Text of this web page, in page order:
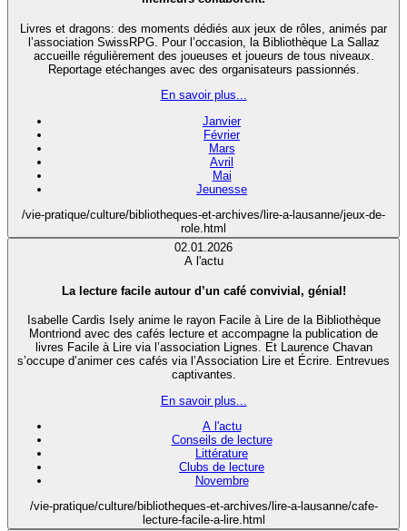
Livres et dragons: des moments dédiés aux jeux de rôles, animés par
l’association SwissRPG. Pour l’occasion, la Bibliothèque La Sallaz
accueille régulièrement des joueuses et joueurs de tous niveaux.
Reportage etéchanges avec des organisateurs passionnés.
En savoir plus...
Janvier
Février
Mars
Avril
Mai
Jeunesse
/vie-pratique/culture/bibliotheques-et-archives/lire-a-lausanne/jeux-de-
role.html
02.01.2026
A l'actu
La lecture facile autour d’un café convivial, génial!
Isabelle Cardis Isely anime le rayon Facile à Lire de la Bibliothèque
Montriond avec des cafés lecture et accompagne la publication de
livres Facile à Lire via l’association Lignes. Et Laurence Chavan
s’occupe d’animer ces cafés via l’Association Lire et Écrire. Entrevues
captivantes.
En savoir plus...
A l'actu
Conseils de lecture
Littérature
Clubs de lecture
Novembre
/vie-pratique/culture/bibliotheques-et-archives/lire-a-lausanne/cafe-
lecture-facile-a-lire.html